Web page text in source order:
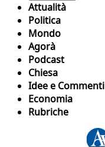
Attualità
Politica
Mondo
Agorà
Podcast
Chiesa
Idee e Commenti
Economia
Rubriche